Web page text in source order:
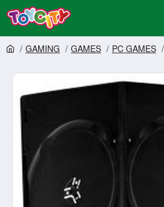
GAMING GAMES PC GAMES